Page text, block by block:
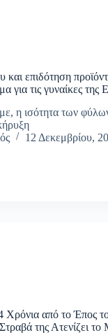
και επιδότηση
για τις γυναίκες της
η ισότητα των
12 Δεκεμβρίου,
Χρόνια από το Έπος
της Ατενίζει το